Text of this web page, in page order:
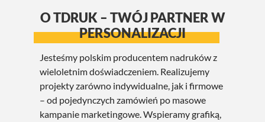
O TDRUK – TWÓJ PARTNER W
PERSONALIZACJI
Jesteśmy polskim producentem nadruków z
wieloletnim doświadczeniem. Realizujemy
projekty zarówno indywidualne, jak i firmowe
– od pojedynczych zamówień po masowe
kampanie marketingowe. Wspieramy grafiką,